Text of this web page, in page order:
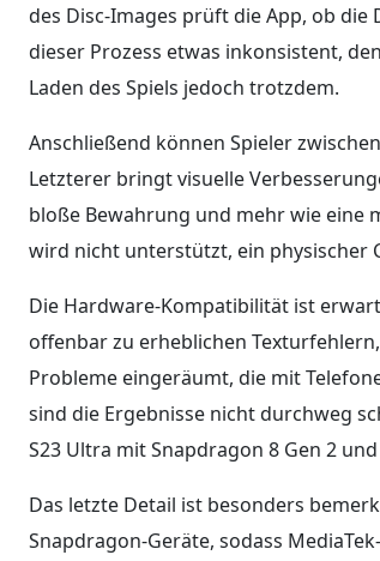
des Disc-Images prüft die App, ob
dieser Prozess etwas inkonsistent,
Laden des Spiels jedoch trotzdem.
Anschließend können Spieler
Letzterer bringt visuelle
bloße Bewahrung und mehr wie eine
wird nicht unterstützt, ein physischer
Die Hardware-Kompatibilität ist
offenbar zu erheblichen
Probleme eingeräumt, die mit
sind die Ergebnisse nicht durchweg
S23 Ultra mit Snapdragon 8 Gen 2
Das letzte Detail ist besonders
Snapdragon-Geräte, sodass